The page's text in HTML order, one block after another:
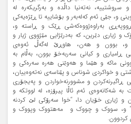
نەتەنیا داڵدە و بەرگریکەرە لە
و، جێی ئەم کەلەبەر و بۆشاییە تا ڕێژەیەکی
بەراوەژووەکەشی ڕێک و ڕاستە و،
و ژیاری دێرین، کە بەدرێژایی مێژووی ژیار و
و، بوون و هەن، هاوڕێ لەگەڵ ئەوەی
ڕامیاری و کیانی سەربەخۆ بوون، بەڵام بە
ماکە و هێما و هەوێنی هەرە سەرەکی و
و خواکردی شوناس و پێناسەی نەتەوەییان،
ڕاگیرنەکردن و مشوورنەخواردن و پەیجۆری
شەکانەوەی ئەم ئاڵا پیرۆزە، لە لووتکە و
و ژیاری خۆیان دا، “خوا سەرۆکی لێ کردنە
و، سووک و چووک و مەهتووک وپووک و
کردوون.